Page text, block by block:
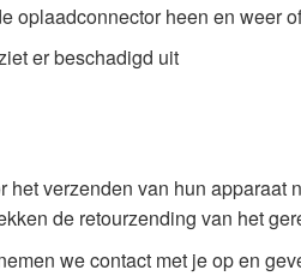
oplaadconnector heen en weer
er beschadigd uit
het verzenden van hun
de retourzending van het
we contact met je op en